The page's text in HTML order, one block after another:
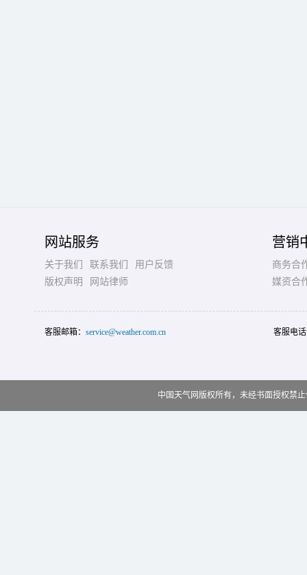
网站服务
关于我们 联系我们
用户反馈
版权声明
网站律师
营销
商务合
媒资合
客服邮箱： service@weather.com.cn 客服电
中国天气网版权所有，未经书面授权